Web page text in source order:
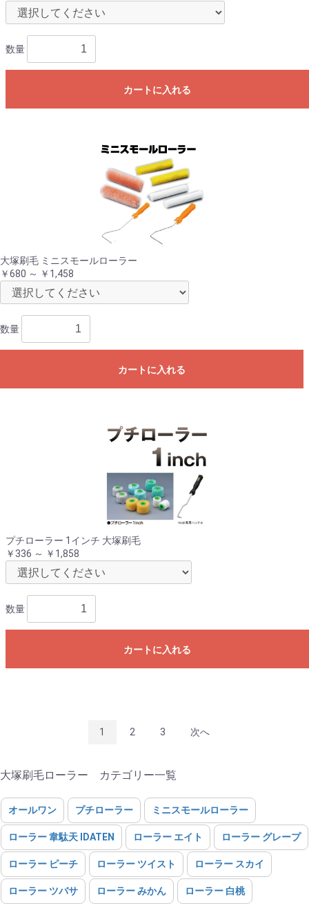
数量
カートに入れる
大塚刷毛 ミニスモールローラー
￥680 ～ ￥1,458
数量
カートに入れる
プチローラー 1インチ 大塚刷毛
￥336 ～ ￥1,858
数量
カートに入れる
1 2 3 次へ
大塚刷毛ローラー カテゴリー一覧
オールワン プチローラー ミニスモールローラー
ローラー 韋駄天 IDATEN ローラー エイト ローラー グレープ
ローラー ピーチ ローラー ツイスト ローラー スカイ
ローラー ツバサ ローラー みかん ローラー 白桃